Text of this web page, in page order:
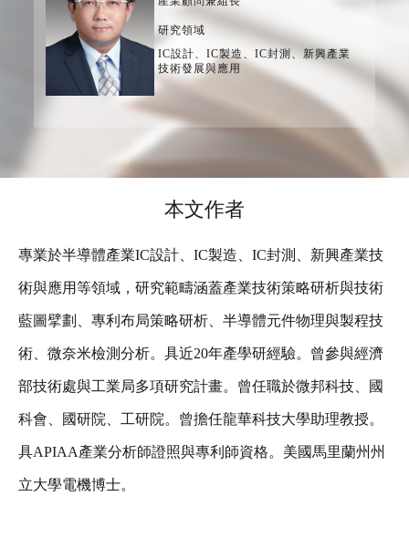
研究領域
IC設計、IC製造、IC封測、新興產業
技術發展與應用
本文作者
專業於半導體產業IC設計、IC製造、IC封測、新興產業技
術與應用等領域，研究範疇涵蓋產業技術策略研析與技術
藍圖擘劃、專利布局策略研析、半導體元件物理與製程技
術、微奈米檢測分析。具近20年產學研經驗。曾參與經濟
部技術處與工業局多項研究計畫。曾任職於微邦科技、國
科會、國研院、工研院。曾擔任龍華科技大學助理教授。
具APIAA產業分析師證照與專利師資格。美國馬里蘭州州
立大學電機博士。